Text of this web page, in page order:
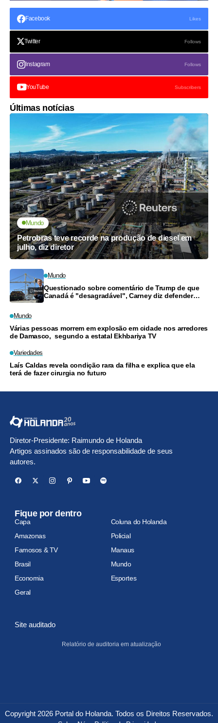
Facebook Likes
Twitter Follows
Instagram Follows
YouTube Subscribers
Últimas notícias
Mundo
Petrobras teve recorde na produção de diesel em
julho, diz diretor
Mundo
Questionado sobre comentário de Trump de que
Canadá é "desagradável", Carney diz defender
Mundo
Várias pessoas morrem em explosão em cidade nos arredores
de Damasco, segundo a estatal Ekhbariya TV
Variedades
Laís Caldas revela condição rara da filha e explica que ela
terá de fazer cirurgia no futuro
Diretor-Presidente: Raimundo de Holanda
Artigos assinados são de responsabilidade de seus
autores.
Fique por dentro
Capa
Coluna do Holanda
Amazonas
Policial
Famosos & TV
Manaus
Brasil
Mundo
Economia
Esportes
Geral
Site auditado
Relatório de auditoria em atualização
Copyright 2026 Portal do Holanda. Todos os Direitos Reservados.